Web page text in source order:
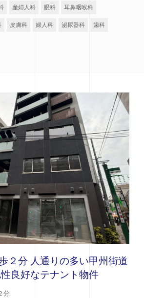
産婦人科 眼科 耳鼻咽喉科
皮膚科 婦人科 泌尿器科 歯科
２分 人通りの多い甲州街道
良好なテナント物件
分